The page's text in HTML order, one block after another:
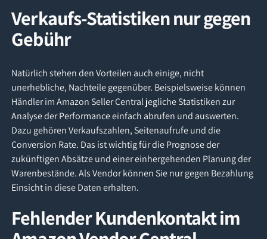
Verkaufs-Statistiken nur gegen
Gebühr
Natürlich stehen den Vorteilen auch einige, nicht
unerhebliche, Nachteile gegenüber. Beispielsweise können
Händler im Amazon Seller Central jegliche Statistiken zur
Analyse der Performance einfach abrufen und auswerten.
Dazu gehören Verkaufszahlen, Seitenaufrufe und die
Conversion Rate. Das ist wichtig für die Prognose der
zukünftigen Absätze und einer einhergehenden Planung der
Warenbestände. Als Vendor können Sie nur gegen Bezahlung
Einsicht in diese Daten erhalten.
Fehlender Kundenkontakt im